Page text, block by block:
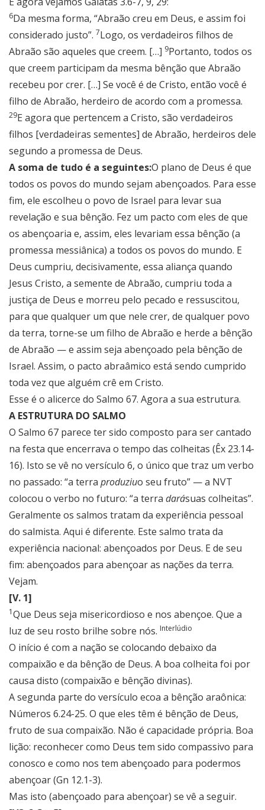
6Da mesma forma, “Abraão creu em Deus, e assim foi
considerado justo”. 7Logo, os verdadeiros filhos de
Abraão são aqueles que creem. […] 9Portanto, todos os
que creem participam da mesma bênção que Abraão
recebeu por crer. […] Se você é de Cristo, então você é
filho de Abraão, herdeiro de acordo com a promessa.
29E agora que pertencem a Cristo, são verdadeiros
filhos [verdadeiras sementes] de Abraão, herdeiros dele
segundo a promessa de Deus.
A soma de tudo é a seguintes:O plano de Deus é que
todos os povos do mundo sejam abençoados. Para esse
fim, ele escolheu o povo de Israel para levar sua
revelação e sua bênção. Fez um pacto com eles de que
os abençoaria e, assim, eles levariam essa bênção (a
promessa messiânica) a todos os povos do mundo. E
Deus cumpriu, decisivamente, essa aliança quando
Jesus Cristo, a semente de Abraão, cumpriu toda a
justiça de Deus e morreu pelo pecado e ressuscitou,
para que qualquer um que nele crer, de qualquer povo
da terra, torne-se um filho de Abraão e herde a bênção
de Abraão — e assim seja abençoado pela bênção de
Israel. Assim, o pacto abraâmico está sendo cumprido
toda vez que alguém crê em Cristo.
Esse é o alicerce do Salmo 67. Agora a sua estrutura.
A ESTRUTURA DO SALMO
O Salmo 67 parece ter sido composto para ser cantado
na festa que encerrava o tempo das colheitas (Êx 23.14-
16). Isto se vê no versículo 6, o único que traz um verbo
no passado: “a terra produziuo seu fruto” — a NVT
colocou o verbo no futuro: “a terra darásuas colheitas”.
Geralmente os salmos tratam da experiência pessoal
do salmista. Aqui é diferente. Este salmo trata da
experiência nacional: abençoados por Deus. E de seu
fim: abençoados para abençoar as nações da terra.
Vejam.
[V. 1]
1Que Deus seja misericordioso e nos abençoe. Que a
luz de seu rosto brilhe sobre nós. Interlúdio
O início é com a nação se colocando debaixo da
compaixão e da bênção de Deus. A boa colheita foi por
causa disto (compaixão e bênção divinas).
A segunda parte do versículo ecoa a bênção araônica:
Números 6.24-25. O que eles têm é bênção de Deus,
fruto de sua compaixão. Não é capacidade própria. Boa
lição: reconhecer como Deus tem sido compassivo para
conosco e como nos tem abençoado para podermos
abençoar (Gn 12.1-3).
Mas isto (abençoado para abençoar) se vê a seguir.